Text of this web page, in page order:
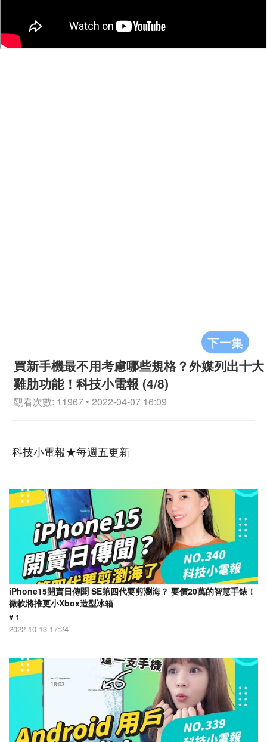
下一集
買新手機最不用考慮哪些規格？外媒列出十大
雞肋功能！科技小電報 (4/8)
觀看次數: 11967 • 2022-04-07 16:09
科技小電報★每週五更新
iPhone15開賣日傳聞 SE第四代要剪瀏海？ 要價20萬的智慧手錶！
微軟將推更小Xbox造型冰箱
# 1
2022-10-13 17:24